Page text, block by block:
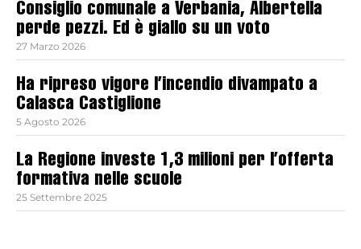
Consiglio comunale a Verbania, Albertella
perde pezzi. Ed è giallo su un voto
27 Marzo 2026
Ha ripreso vigore l’incendio divampato a
Calasca Castiglione
5 Agosto 2026
La Regione investe 1,3 milioni per l’offerta
formativa nelle scuole
25 Settembre 2025